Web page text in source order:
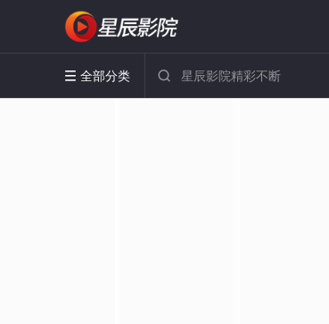
 全部分类 